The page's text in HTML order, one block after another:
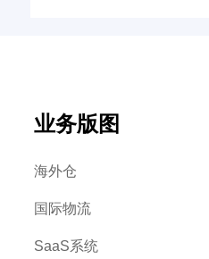
业务版图
海外仓
国际物流
SaaS系统